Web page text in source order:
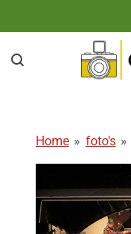
direct
naar
Home » foto's »